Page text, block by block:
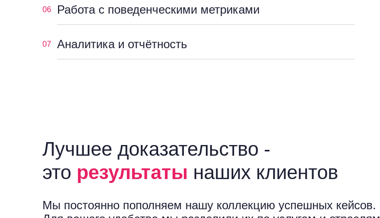
06 Работа с поведенческими метриками
07 Аналитика и отчётность
Лучшее доказательство -
это результаты наших клиентов
Мы постоянно пополняем нашу коллекцию успешных кейсов.